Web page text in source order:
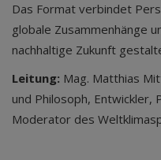
Das Format verbindet
globale Zusammenhänge
nachhaltige Zukunft
Leitung: Mag. Matthias
und Philosoph, Entwickler,
Moderator des